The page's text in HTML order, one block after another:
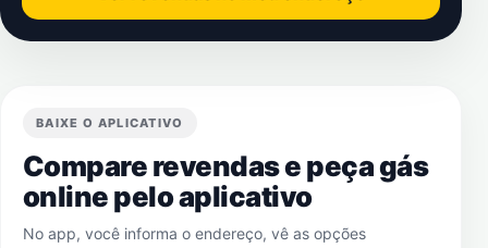
BAIXE O APLICATIVO
Compare revendas e peça gás
online pelo aplicativo
No app, você informa o endereço, vê as opções